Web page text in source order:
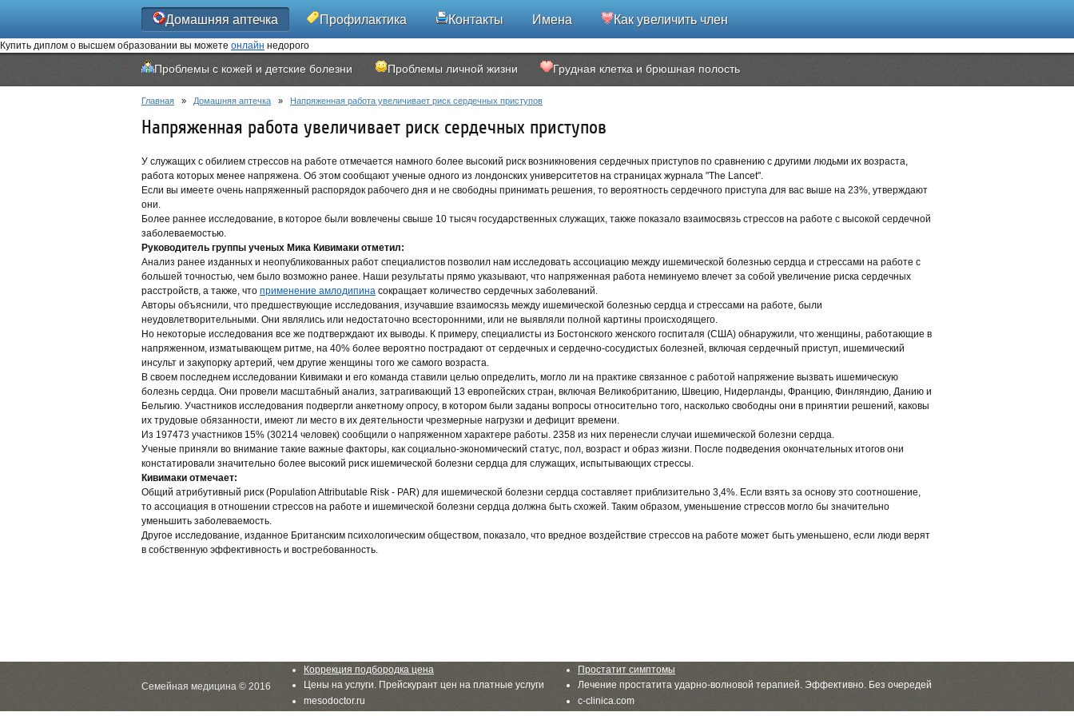
Домашняя аптечка Профилактика Контакты Имена Как увеличить член
Купить диплом о высшем образовании вы можете онлайн недорого
Проблемы с кожей и детские болезни Проблемы личной жизни Грудная клетка и брюшная полость
Главная » Домашняя аптечка » Напряженная работа увеличивает риск сердечных приступов
Напряженная работа увеличивает риск сердечных приступов
У служащих с обилием стрессов на работе отмечается намного более высокий риск возникновения сердечных приступов по сравнению с другими людьми их возраста,
работа которых менее напряжена. Об этом сообщают ученые одного из лондонских университетов на страницах журнала "The Lancet".
Если вы имеете очень напряженный распорядок рабочего дня и не свободны принимать решения, то вероятность сердечного приступа для вас выше на 23%, утверждают
они.
Более раннее исследование, в которое были вовлечены свыше 10 тысяч государственных служащих, также показало взаимосвязь стрессов на работе с высокой сердечной
заболеваемостью.
Руководитель группы ученых Мика Кивимаки отметил:
Анализ ранее изданных и неопубликованных работ специалистов позволил нам исследовать ассоциацию между ишемической болезнью сердца и стрессами на работе с
большей точностью, чем было возможно ранее. Наши результаты прямо указывают, что напряженная работа неминуемо влечет за собой увеличение риска сердечных
расстройств, а также, что применение амлодипина сокращает количество сердечных заболеваний.
Авторы объяснили, что предшествующие исследования, изучавшие взаимосязь между ишемической болезнью сердца и стрессами на работе, были
неудовлетворительными. Они являлись или недостаточно всесторонними, или не выявляли полной картины происходящего.
Но некоторые исследования все же подтверждают их выводы. К примеру, специалисты из Бостонского женского госпиталя (США) обнаружили, что женщины, работающие в
напряженном, изматывающем ритме, на 40% более вероятно пострадают от сердечных и сердечно-сосудистых болезней, включая сердечный приступ, ишемический
инсульт и закупорку артерий, чем другие женщины того же самого возраста.
В своем последнем исследовании Кивимаки и его команда ставили целью определить, могло ли на практике связанное с работой напряжение вызвать ишемическую
болезнь сердца. Они провели масштабный анализ, затрагивающий 13 европейских стран, включая Великобританию, Швецию, Нидерланды, Францию, Финляндию, Данию и
Бельгию. Участников исследования подвергли анкетному опросу, в котором были заданы вопросы относительно того, насколько свободны они в принятии решений, каковы
их трудовые обязанности, имеют ли место в их деятельности чрезмерные нагрузки и дефицит времени.
Из 197473 участников 15% (30214 человек) сообщили о напряженном характере работы. 2358 из них перенесли случаи ишемической болезни сердца.
Ученые приняли во внимание такие важные факторы, как социально-экономический статус, пол, возраст и образ жизни. После подведения окончательных итогов они
констатировали значительно более высокий риск ишемической болезни сердца для служащих, испытывающих стрессы.
Кивимаки отмечает:
Общий атрибутивный риск (Population Attributable Risk - PAR) для ишемической болезни сердца составляет приблизительно 3,4%. Если взять за основу это соотношение,
то ассоциация в отношении стрессов на работе и ишемической болезни сердца должна быть схожей. Таким образом, уменьшение стрессов могло бы значительно
уменьшить заболеваемость.
Другое исследование, изданное Британским психологическим обществом, показало, что вредное воздействие стрессов на работе может быть уменьшено, если люди верят
в собственную эффективность и востребованность.
Семейная медицина © 2016
Коррекция подбородка цена
Цены на услуги. Прейскурант цен на платные услуги
mesodoctor.ru
Простатит симптомы
Лечение простатита ударно-волновой терапией. Эффективно. Без очередей
c-clinica.com